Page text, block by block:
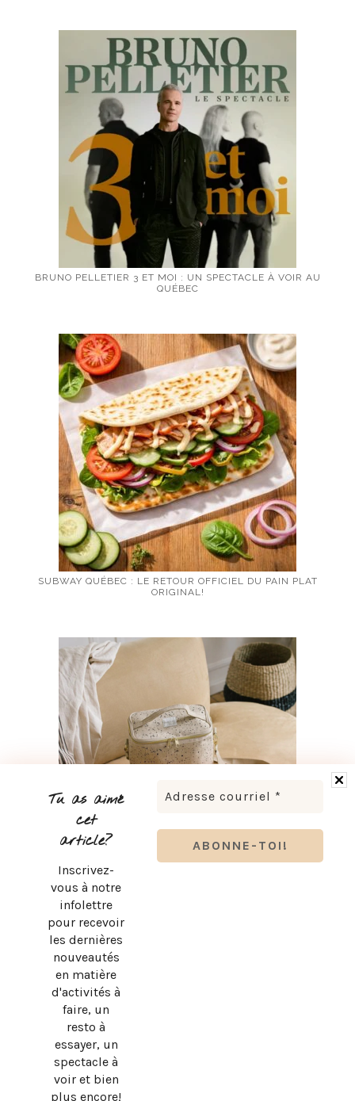
Tu as aimé
cet
article?
Inscrivez-
vous à notre
infolettre
pour recevoir
les dernières
nouveautés
en matière
d'activités à
faire, un
resto à
essayer, un
spectacle à
voir et bien
plus encore!
BRUNO PELLETIER 3 ET MOI : UN SPECTACLE À VOIR AU
QUÉBEC
SUBWAY QUÉBEC : LE RETOUR OFFICIEL DU PAIN PLAT
ORIGINAL!
RENTRÉE SCOLAIRE : LES ESSENTIELS KOZY POUR SON
BEN & FLORENTINE X MIELS D’ANICET : LE NOUVEAU